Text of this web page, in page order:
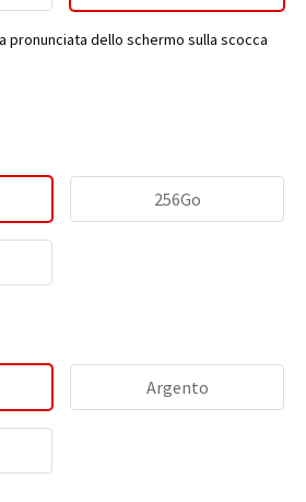
pronunciata dello schermo sulla scocca
256Go
Argento